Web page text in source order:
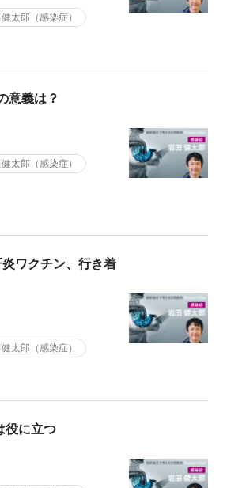
太郎（感染症）
意義は？
太郎（感染症）
ワクチン、行き着
太郎（感染症）
役に立つ